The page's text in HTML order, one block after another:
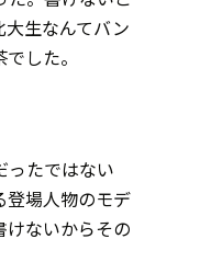
大生なんてバン
した。
ったではない
登場人物のモデ
けないからその